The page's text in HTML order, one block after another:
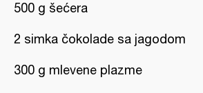
500 g šećera
2 simka čokolade sa jagodom
300 g mlevene plazme